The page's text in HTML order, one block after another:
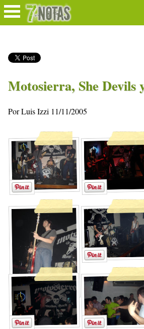
Motosierra, She Devils
Por Luis Izzi 11/11/2005